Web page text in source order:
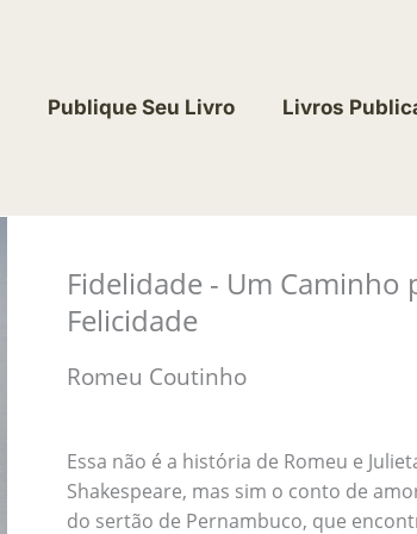
Publique Seu Livro Livros
Fidelidade - Um Caminho
Felicidade
Romeu Coutinho
Essa não é a história de Romeu e
Shakespeare, mas sim o conto de
do sertão de Pernambuco, que